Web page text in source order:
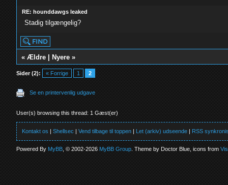
RE: hounddawgs leaked
Stadig tilgængelig?
«Ældre Nyere »
Sider (2): « Forrige 1 2
Se en printervenlig udgave
User(s) browsing this thread: 1 Gæst(er)
Kontakt os |Shellsec |Vend tilbage til toppen | Let (arkiv) udseende | RSS
Powered ByMyBB , © 2002-2026MyBB Group . Theme by Doctor Blue, icons from